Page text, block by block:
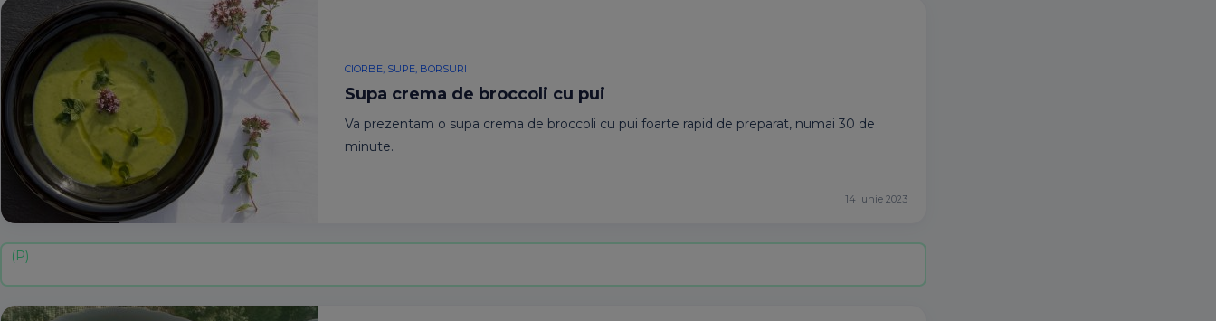
CIORBE, SUPE, BORSURI
Supa crema de broccoli cu pui
Va prezentam o supa crema de broccoli cu pui foarte rapid de preparat, numai 30 de
minute.
14 iunie 2023